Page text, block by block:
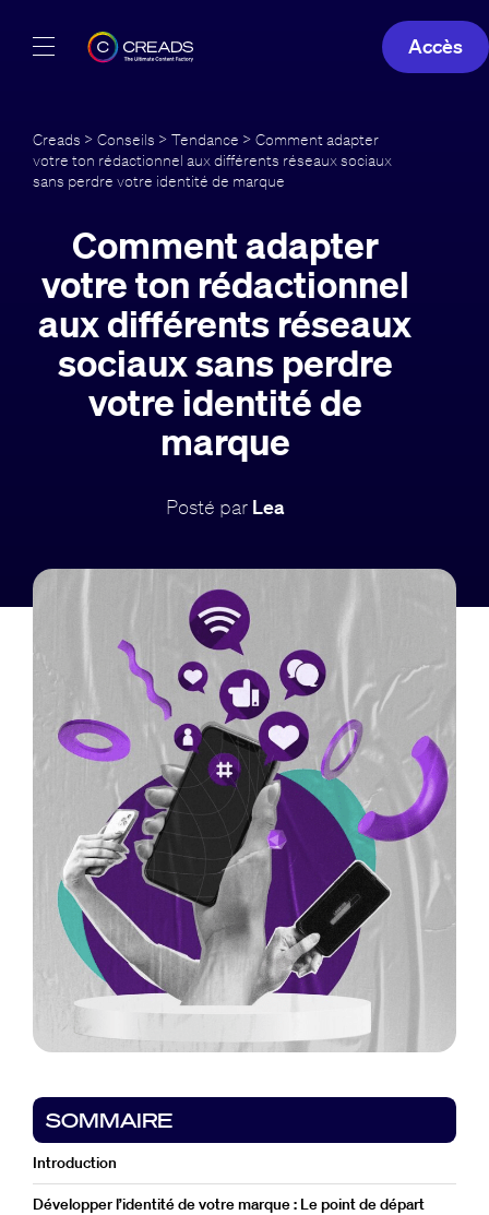
Offres
Guide
Blog
Accès
Creads > Conseils > Tendance > Comment adapter
votre ton rédactionnel aux différents réseaux sociaux
sans perdre votre identité de marque
Comment adapter
votre ton rédactionnel
aux différents réseaux
sociaux sans perdre
votre identité de
marque
Posté par Lea
SOMMAIRE
Introduction
Développer l’identité de votre marque : Le point de départ